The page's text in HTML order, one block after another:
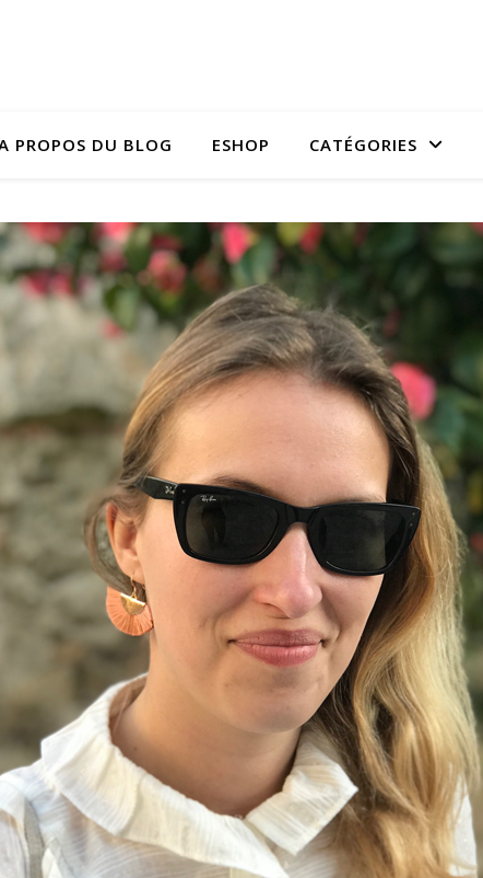
PROPOS DU BLOG ESHOP CATÉGORIES